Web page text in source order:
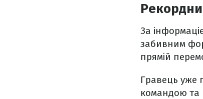
За
забивним
прямій
Гравець уже
командою та